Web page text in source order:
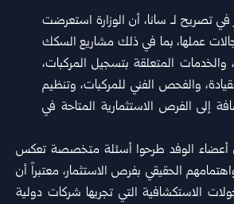
في تصريح لـ سانا، أن الوزارة استعرضت
عملها، بما في ذلك مشاريع السكك
والخدمات المتعلقة بتسجيل المركبات،
والفحص الفني للمركبات، وتنظيم
إلى الفرص الاستثمارية المتاحة في
أعضاء الوفد طرحوا أسئلة متخصصة تعكس
الحقيقي بفرص الاستثمار، معتبراً أن
الاستكشافية التي تجريها شركات دولية